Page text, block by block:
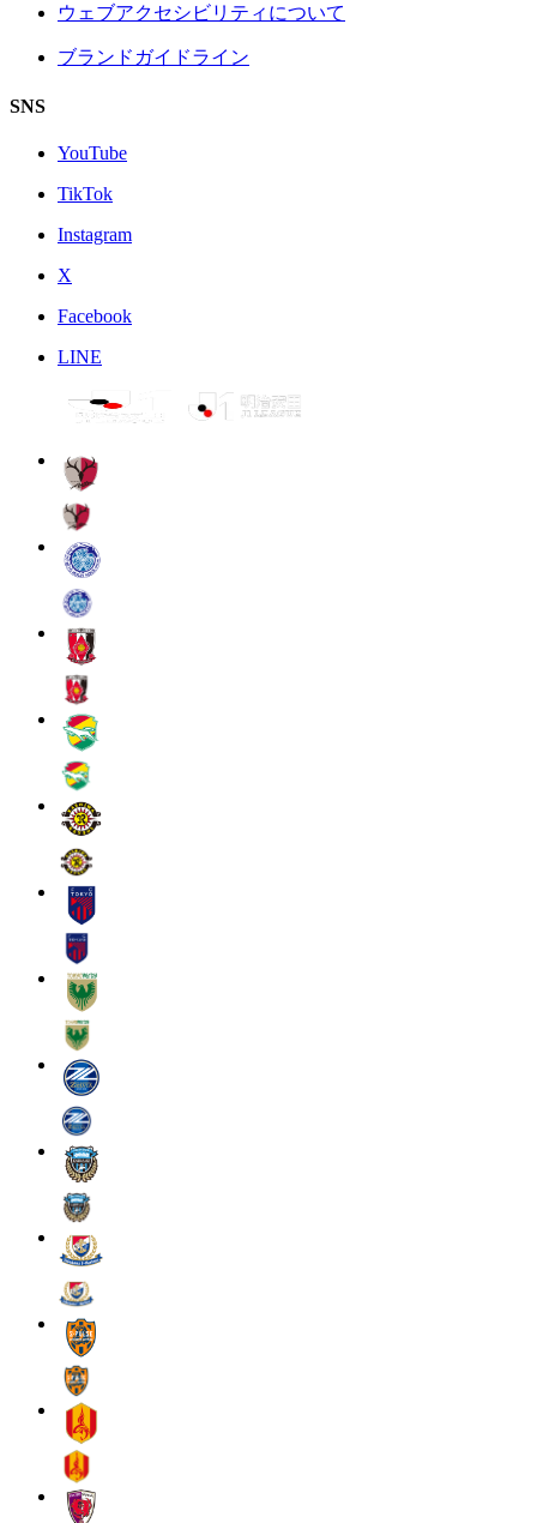
ウェブアクセシビリティについて
ブランドガイドライン
SNS
YouTube
TikTok
Instagram
X
Facebook
LINE